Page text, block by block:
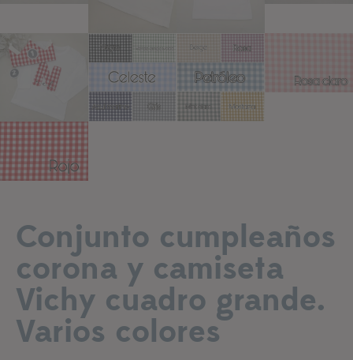
Conjunto cumpleaños
corona y camiseta
Vichy cuadro grande.
Varios colores